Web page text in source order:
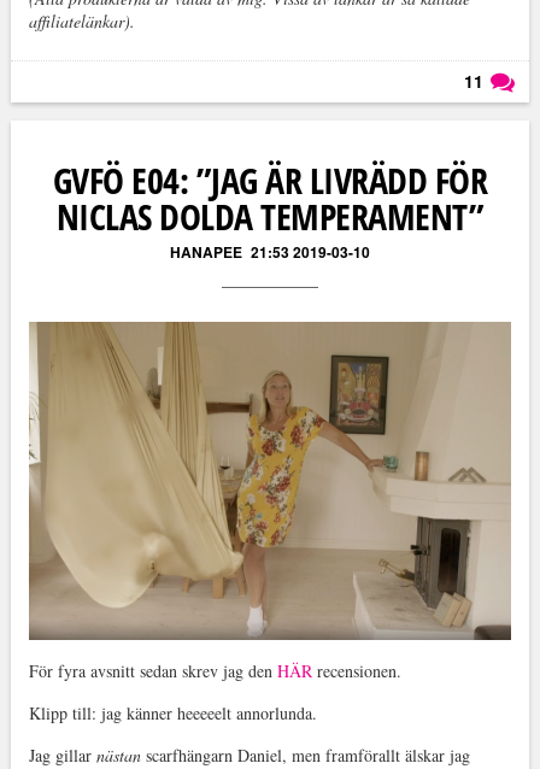
affiliatelänkar).
11
GVFÖ E04: ”JAG ÄR LIVRÄDD FÖR
NICLAS DOLDA TEMPERAMENT”
HANAPEE 21:53 2019-03-10
För fyra avsnitt sedan skrev jag den HÄRrecensionen.
Klipp till: jag känner heeeeelt annorlunda.
Jag gillar nästanscarfhängarn Daniel, men framförallt älskar jag